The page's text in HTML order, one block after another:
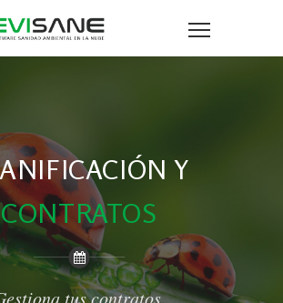
Y
CONTRATOS
tus contratos,